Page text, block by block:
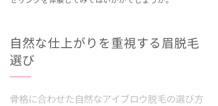
自然な仕上がりを重視する眉脱毛
選び
骨格に合わせた自然なアイブロウ脱毛の選び方